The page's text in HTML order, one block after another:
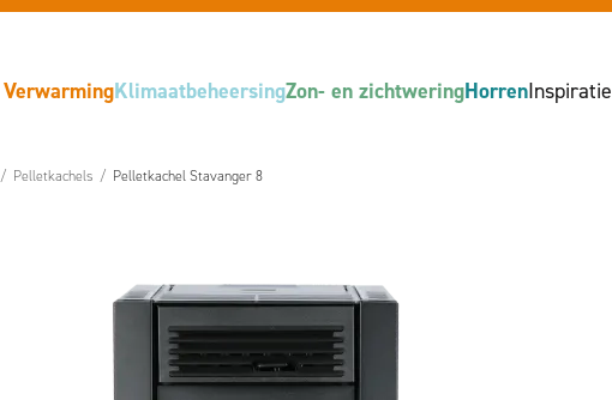
VerwarmingKlimaatbeheersingZon- en zichtweringHorrenInspiratie
/ Pelletkachels / Pelletkachel Stavanger 8